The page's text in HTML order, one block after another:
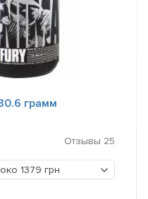
грамм
Отзывы 25
1379 грн